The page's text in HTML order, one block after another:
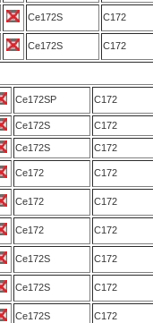
Ce172S C172
Ce172S C172
Ce172SP C172
Ce172S C172
Ce172S C172
Ce172 C172
Ce172 C172
Ce172 C172
Ce172S C172
Ce172S C172
Ce172S C172